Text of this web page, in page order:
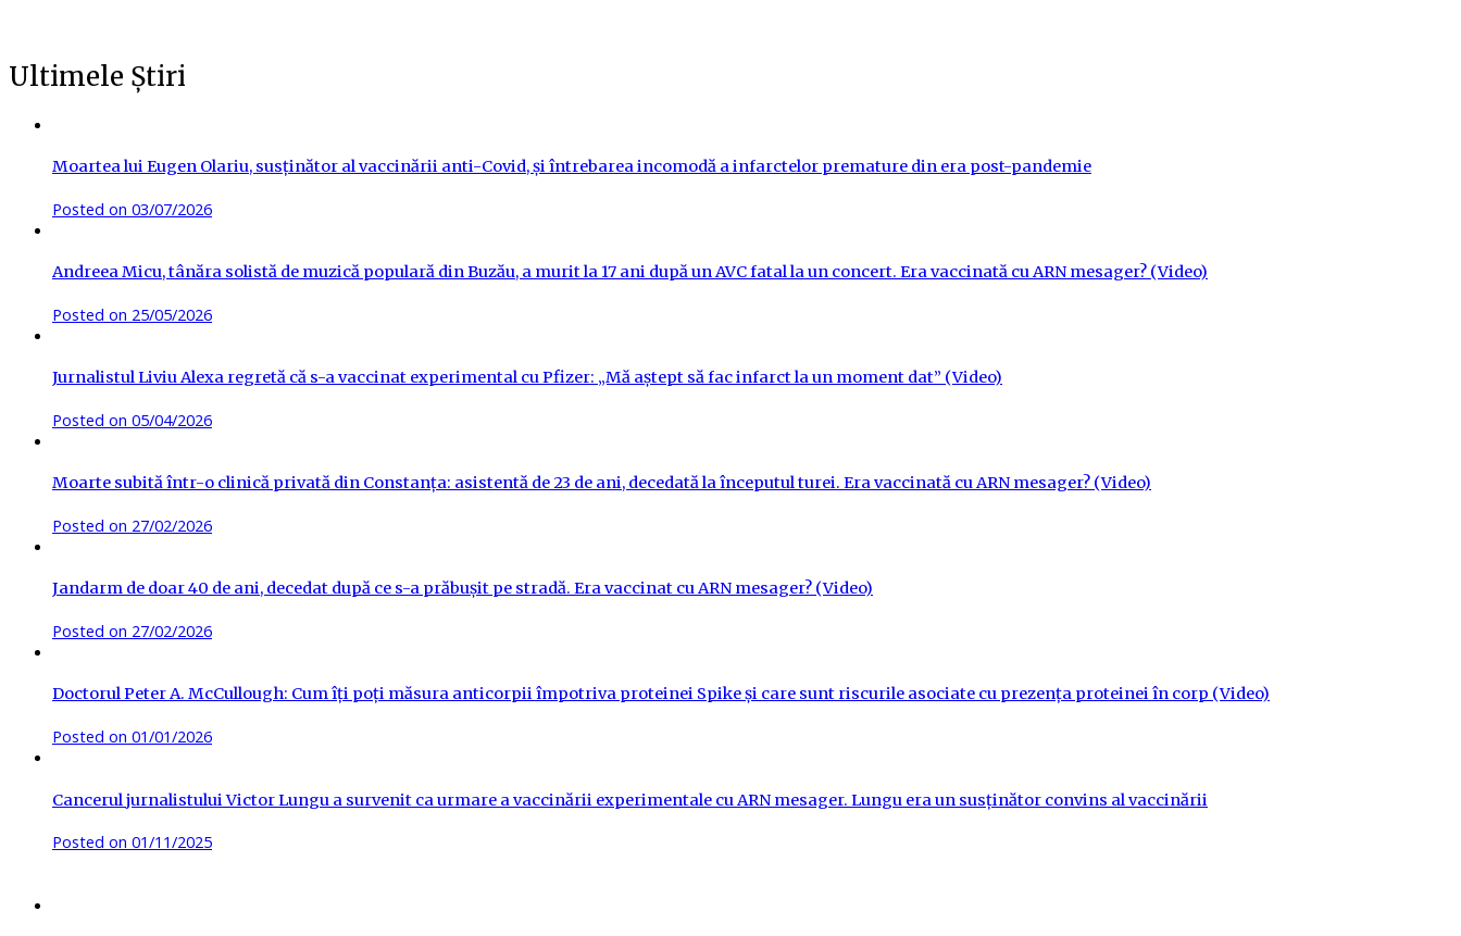
Ultimele Știri
Moartea lui Eugen Olariu, susținător al vaccinării anti-Covid, și întrebarea incomodă a infarctelor premature din era post-pandemie
Posted on 03/07/2026
Andreea Micu, tânăra solistă de muzică populară din Buzău, a murit la 17 ani după un AVC fatal la un concert. Era vaccinată cu ARN mesager? (Video)
Posted on 25/05/2026
Jurnalistul Liviu Alexa regretă că s-a vaccinat experimental cu Pfizer: „Mă aștept să fac infarct la un moment dat” (Video)
Posted on 05/04/2026
Moarte subită într-o clinică privată din Constanța: asistentă de 23 de ani, decedată la începutul turei. Era vaccinată cu ARN mesager? (Video)
Posted on 27/02/2026
Jandarm de doar 40 de ani, decedat după ce s-a prăbușit pe stradă. Era vaccinat cu ARN mesager? (Video)
Posted on 27/02/2026
Doctorul Peter A. McCullough: Cum îți poți măsura anticorpii împotriva proteinei Spike și care sunt riscurile asociate cu prezența proteinei în corp (Video)
Posted on 01/01/2026
Cancerul jurnalistului Victor Lungu a survenit ca urmare a vaccinării experimentale cu ARN mesager. Lungu era un susținător convins al vaccinării
Posted on 01/11/2025